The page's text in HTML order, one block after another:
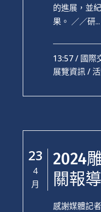
的進展，並
果。 ／／研...
13:57 / 國際
展覽資訊/
23
4
月
2024
關報導
感謝媒體記